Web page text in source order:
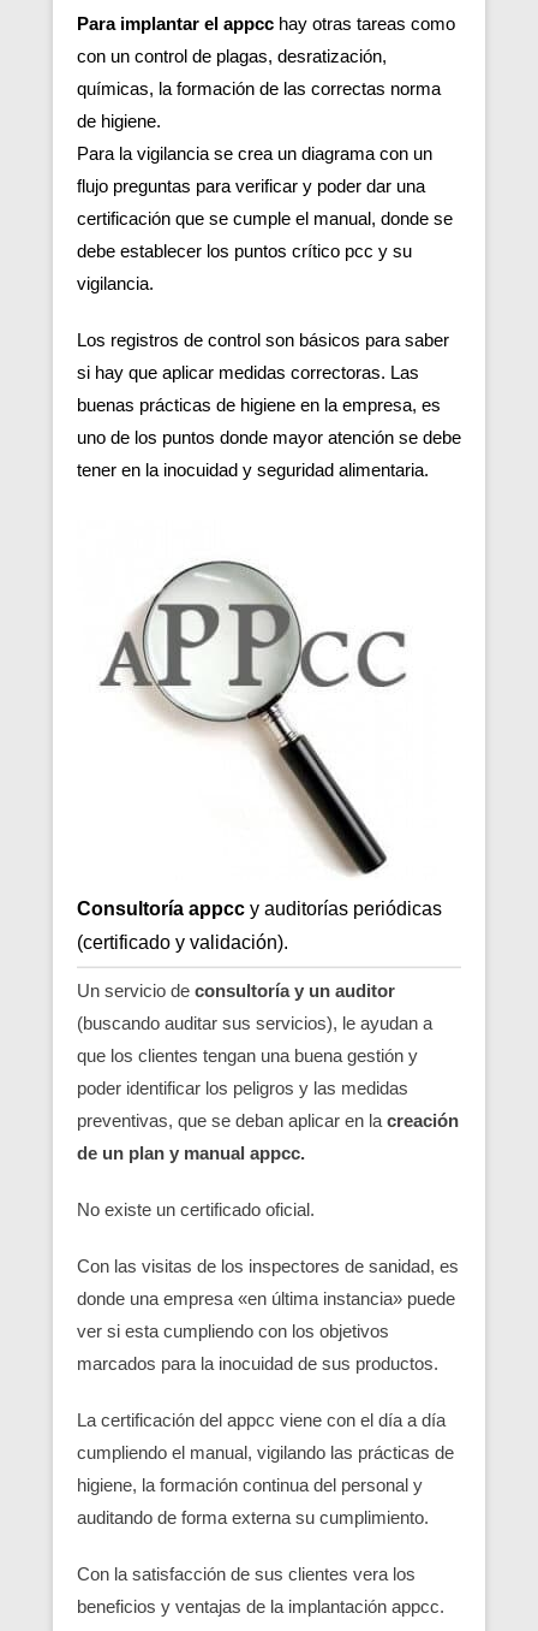
Para implantar el appcc hay otras tareas como
con un control de plagas, desratización,
químicas, la formación de las correctas norma
de higiene.
Para la vigilancia se crea un diagrama con un
flujo preguntas para verificar y poder dar una
certificación que se cumple el manual, donde se
debe establecer los puntos crítico pcc y su
vigilancia.
Los registros de control son básicos para saber
si hay que aplicar medidas correctoras. Las
buenas prácticas de higiene en la empresa, es
uno de los puntos donde mayor atención se debe
tener en la inocuidad y seguridad alimentaria.
Consultoría appcc y auditorías periódicas
(certificado y validación).
Un servicio de consultoría y un auditor
(buscando auditar sus servicios), le ayudan a
que los clientes tengan una buena gestión y
poder identificar los peligros y las medidas
preventivas, que se deban aplicar en la creación
de un plan y manual appcc.
No existe un certificado oficial.
Con las visitas de los inspectores de sanidad, es
donde una empresa «en última instancia» puede
ver si esta cumpliendo con los objetivos
marcados para la inocuidad de sus productos.
La certificación del appcc viene con el día a día
cumpliendo el manual, vigilando las prácticas de
higiene, la formación continua del personal y
auditando de forma externa su cumplimiento.
Con la satisfacción de sus clientes vera los
beneficios y ventajas de la implantación appcc.